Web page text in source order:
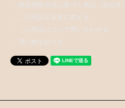
特定商取引法に基づく表記（返品等）
この商品を友達に教える
この商品について問い合わせる
買い物を続ける